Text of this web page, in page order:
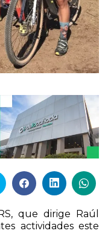
que dirige Raúl
actividades este